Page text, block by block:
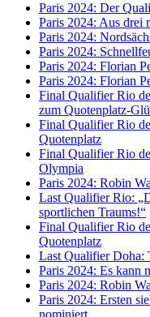
Paris 2024: Der
Paris 2024: Aus drei
Paris 2024:
Paris 2024:
Paris 2024: Florian
Paris 2024: Florian
Final Qualifier Rio
zum Quotenplatz-
Final Qualifier Rio
Quotenplatz
Final Qualifier Rio
Olympia
Paris 2024: Robin
Last Qualifier Rio:
sportlichen Traums!“
Final Qualifier Rio
Quotenplatz
Last Qualifier Doha:
Paris 2024: Es kann
Paris 2024: Robin
Paris 2024: Ersten